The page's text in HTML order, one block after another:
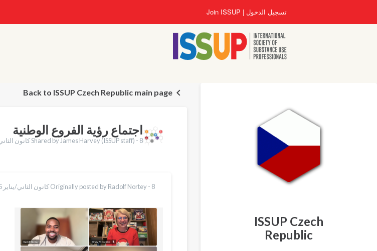
المحتوى
تسجيل الدخول Join ISSUP
ISSUP Czech
Republic
Back to ISSUP Czech Republic main page
اجتماع رؤية الفروع الوطنية
Shared by James Harvey (ISSUP staff) - 8 كانون الثاني/يناير 2025
Originally posted by Radolf Nortey - 8 كانون الثاني/يناير 2025